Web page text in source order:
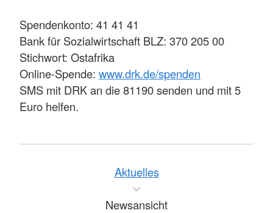
Spendenkonto: 41 41 41
Bank für Sozialwirtschaft BLZ: 370 205 00
Stichwort: Ostafrika
Online-Spende: www.drk.de/spenden
SMS mit DRK an die 81190 senden und mit 5
Euro helfen.
Aktuelles
Newsansicht